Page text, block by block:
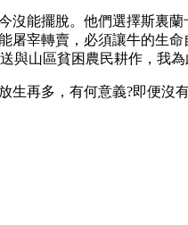
能擺脫。他們選擇斯裏蘭
宰轉賣，必須讓牛的生
與山區貧困農民耕作，我
再多，有何意義?即便沒